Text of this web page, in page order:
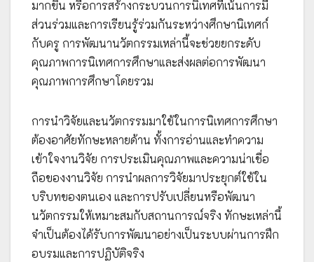
มากขึ้น หรือการสร้างกระบวนการนิเทศที่เน้นการมี
ส่วนร่วมและการเรียนรู้ร่วมกันระหว่างศึกษานิเทศก์
กับครู การพัฒนานวัตกรรมเหล่านี้จะช่วยยกระดับ
คุณภาพการนิเทศการศึกษาและส่งผลต่อการพัฒนา
คุณภาพการศึกษาโดยรวม
การนำวิจัยและนวัตกรรมมาใช้ในการนิเทศการศึกษา
ต้องอาศัยทักษะหลายด้าน ทั้งการอ่านและทำความ
เข้าใจงานวิจัย การประเมินคุณภาพและความน่าเชื่อ
ถือของงานวิจัย การนำผลการวิจัยมาประยุกต์ใช้ใน
บริบทของตนเอง และการปรับเปลี่ยนหรือพัฒนา
นวัตกรรมให้เหมาะสมกับสถานการณ์จริง ทักษะเหล่านี้
จำเป็นต้องได้รับการพัฒนาอย่างเป็นระบบผ่านการฝึก
อบรมและการปฏิบัติจริง